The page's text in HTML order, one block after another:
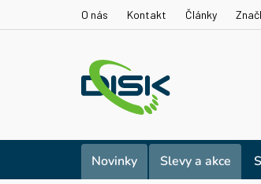
O nás Kontakt Články
Novinky Slevy a akce